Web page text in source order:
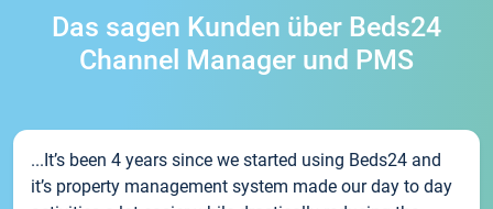
Das sagen Kunden über Beds24
Channel Manager und PMS
...It’s been 4 years since we started using Beds24 and
it’s property management system made our day to day